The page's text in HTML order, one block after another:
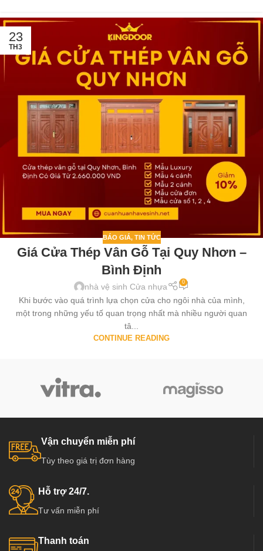
23
TH3
BÁO GIÁ, TIN TỨC
Giá Cửa Thép Vân Gỗ Tại Quy Nhơn –
Bình Định
nhà vệ sinh Cửa nhựa 0
Khi bước vào quá trình lựa chọn cửa cho ngôi nhà của mình,
một trong những yếu tố quan trọng nhất mà nhiều người quan
tâ...
CONTINUE READING
Vận chuyển miễn phí
Tùy theo giá trị đơn hàng
Hỗ trợ 24/7.
Tư vấn miễn phí
Thanh toán